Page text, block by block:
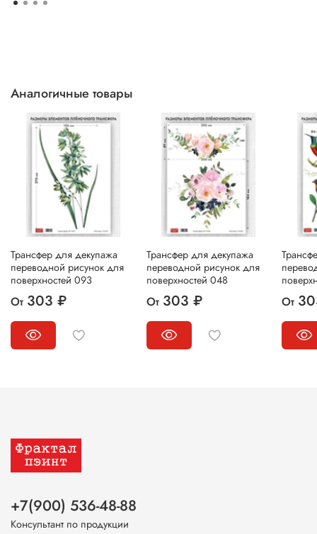
Аналогичные товары
Трансфер для декупажа
переводной рисунок для
поверхностей 093
От 303 ₽
Трансфер для декупажа
переводной рисунок для
поверхностей 048
От 303 ₽ От
+7(900) 536-48-88
Консультант по продукции